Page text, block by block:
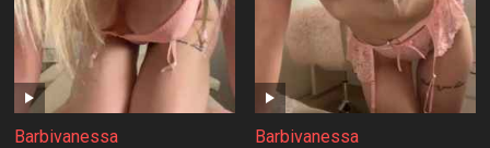
Barbivanessa Barbivanessa